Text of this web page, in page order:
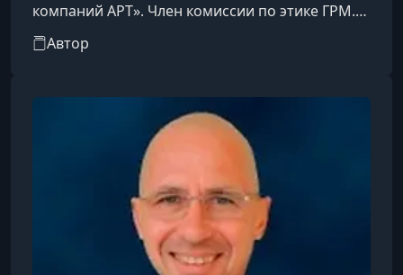
компаний АРТ». Член комиссии по этике ГРМ.
Преподаватель и наставник Школы «Агент по
операциям с недвижимостью» при ГБУ «Моя
Москвы по переговорным играм 2022 года.
Практикующий эксперт в сфере продаж жилой
недвижимости и тренер с прикладным опытом.
Автор